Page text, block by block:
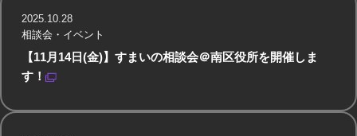
【11月14日(金)】すまいの相談会＠南区役所を開催しま
す！
2025.10.28
相談会・イベント